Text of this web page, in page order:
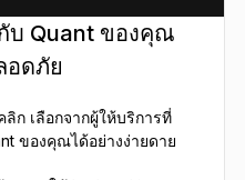
บ Quant ของคุณ
อดภัย
ก เลือกจากผู้ให้บริการที่
ของคุณได้อย่างง่ายดาย